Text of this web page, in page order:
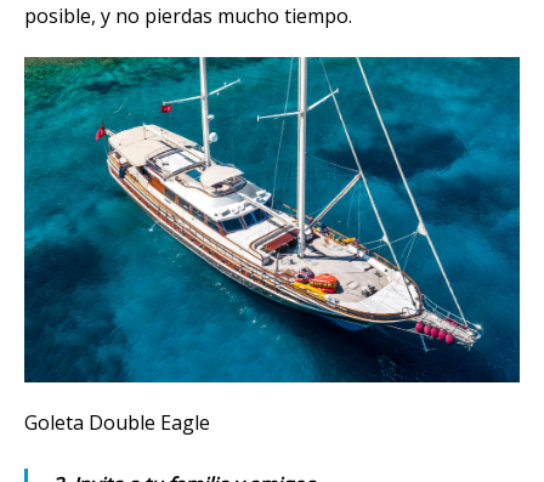
posible, y no pierdas mucho tiempo.
Goleta Double Eagle